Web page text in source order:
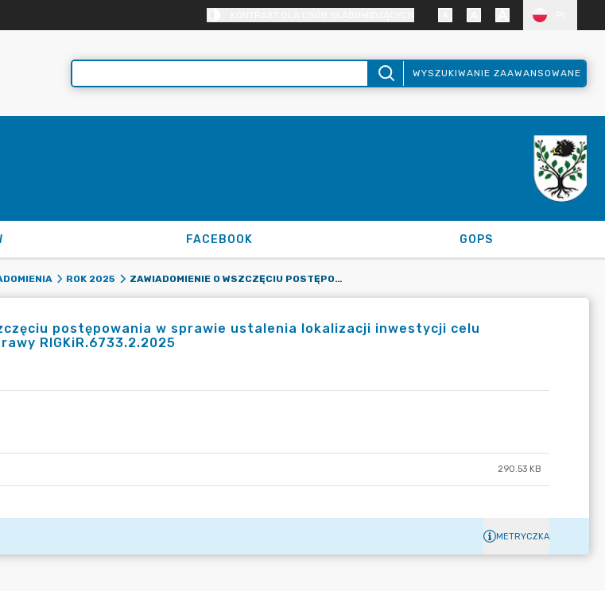
WYSZUKIWANIE ZAAWANSOWANE
FACEBOOK GOPS
ROK 2025 ZAWIADOMIENIE O WSZCZĘCIU POSTĘPOWANIA W SPRAWIE USTALENIA LOKALIZACJI INWESTYCJI CELU PUBLICZNEGO, ZNAK SPRAWY RIGKIR.6733.2.2025
postępowania w sprawie ustalenia lokalizacji inwestycji celu
RIGKiR.6733.2.2025
290.53 KB
METRYCZKA